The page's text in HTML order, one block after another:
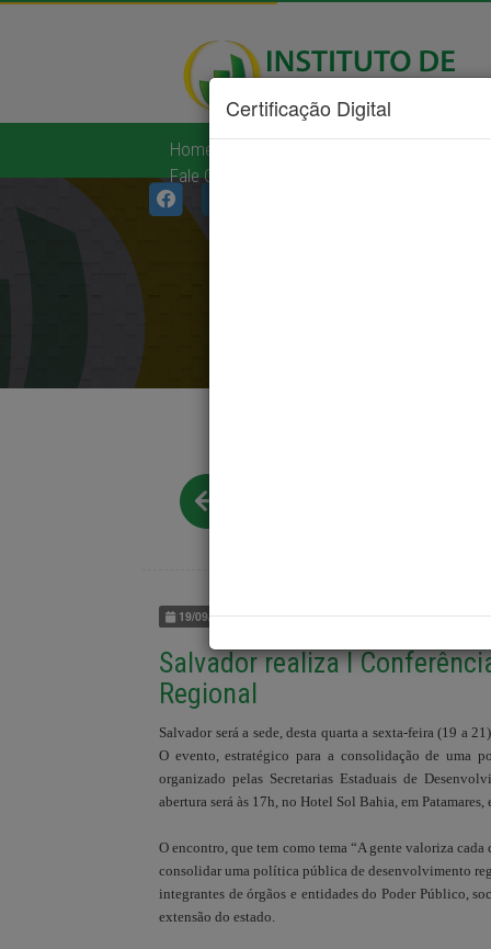
Certificação Digital
Home
Fale Conosco
19/09/2012 | EVENTOS
Salvador realiza I
Regional
Salvador será a sede, desta quarta a sexta-feira (19 a
O evento, estratégico para a consolidação de uma
organizado pelas Secretarias Estaduais de
abertura será às 17h, no Hotel Sol Bahia, em
O encontro, que tem como tema “A gente valoriza
consolidar uma política pública de desenvolvimento
integrantes de órgãos e entidades do Poder Público,
extensão do estado.